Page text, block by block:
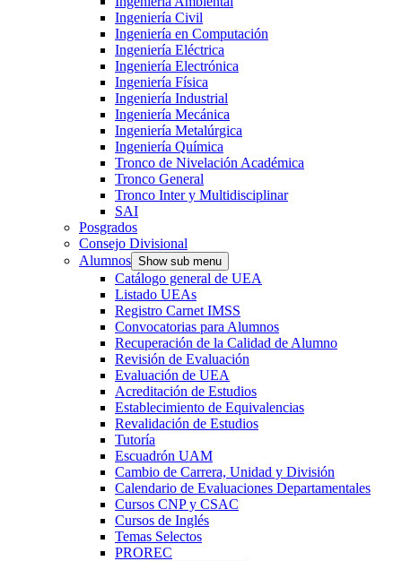
Ingeniería Civil
Ingeniería en Computación
Ingeniería Eléctrica
Ingeniería Electrónica
Ingeniería Física
Ingeniería Industrial
Ingeniería Mecánica
Ingeniería Metalúrgica
Ingeniería Química
Tronco de Nivelación Académica
Tronco General
Tronco Inter y Multidisciplinar
SAI
Posgrados
Consejo Divisional
Alumnos Show sub menu
Catálogo general de UEA
Listado UEAs
Registro Carnet IMSS
Convocatorias para Alumnos
Recuperación de la Calidad de Alumno
Revisión de Evaluación
Evaluación de UEA
Acreditación de Estudios
Establecimiento de Equivalencias
Revalidación de Estudios
Tutoría
Escuadrón UAM
Cambio de Carrera, Unidad y División
Calendario de Evaluaciones Departamentales
Cursos CNP y CSAC
Cursos de Inglés
Temas Selectos
PROREC